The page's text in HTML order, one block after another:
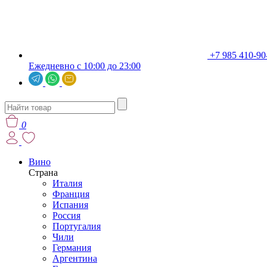
+7 985 410-
Ежедневно с 10:00 до 23:00
0
Вино
Страна
Италия
Франция
Испания
Россия
Португалия
Чили
Германия
Аргентина